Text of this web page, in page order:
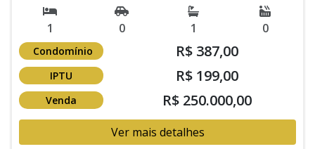
1 0 1 0
Condomínio R$ 387,00
IPTU R$ 199,00
Venda R$ 250.000,00
Ver mais detalhes